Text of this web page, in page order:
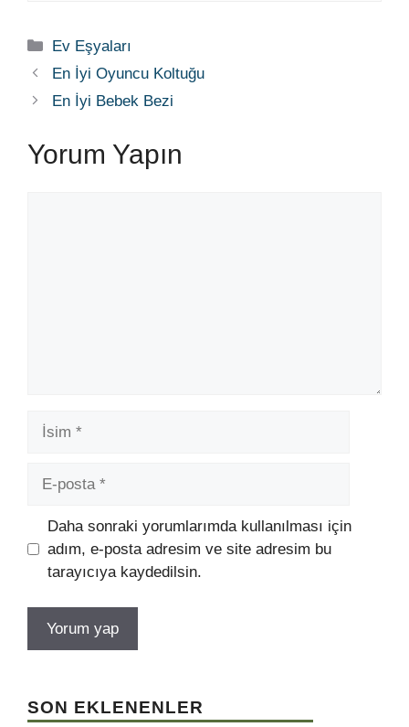
Kategoriler
Ev Eşyaları
En İyi Oyuncu Koltuğu
En İyi Bebek Bezi
Yorum Yapın
İsim
posta
Daha sonraki yorumlarımda kullanılması için
adım, e-posta adresim ve site adresim bu
tarayıcıya kaydedilsin.
SON EKLENENLER